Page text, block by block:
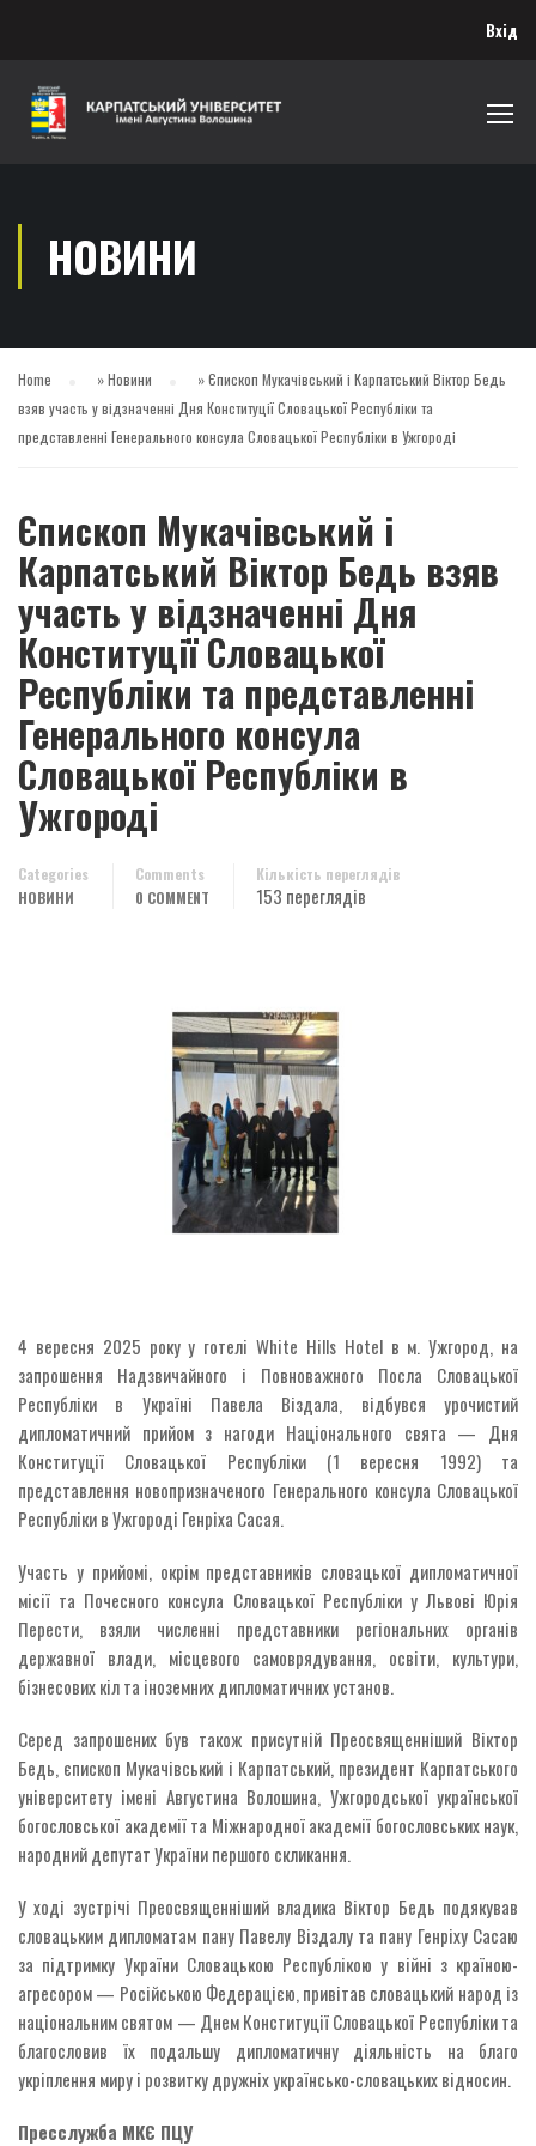
Вхід
НОВИНИ
Home »Новини »Єпископ Мукачівський і Карпатський Віктор Бедь
взяв участь у відзначенні Дня Конституції Словацької Республіки та
представленні Генерального консула Словацької Республіки в Ужгороді
Єпископ Мукачівський і
Карпатський Віктор Бедь взяв
участь у відзначенні Дня
Конституції Словацької
Республіки та представленні
Генерального консула
Словацької Республіки в
Ужгороді
Categories
НОВИНИ
Comments
0 COMMENT
Кількість переглядів
153 переглядів
4 вересня 2025 року у готелі White Hills Hotel в м. Ужгород, на
запрошення Надзвичайного і Повноважного Посла Словацької
Республіки в Україні Павела Віздала, відбувся урочистий
дипломатичний прийом з нагоди Національного свята — Дня
Конституції Словацької Республіки (1 вересня 1992) та
представлення новопризначеного Генерального консула Словацької
Республіки в Ужгороді Генріха Сасая.
Участь у прийомі, окрім представників словацької дипломатичної
місії та Почесного консула Словацької Республіки у Львові Юрія
Перести, взяли численні представники регіональних органів
державної влади, місцевого самоврядування, освіти, культури,
бізнесових кіл та іноземних дипломатичних установ.
Серед запрошених був також присутній Преосвященніший Віктор
Бедь, єпископ Мукачівський і Карпатський, президент Карпатського
університету імені Августина Волошина, Ужгородської української
богословської академії та Міжнародної академії богословських наук,
народний депутат України першого скликання.
У ході зустрічі Преосвященніший владика Віктор Бедь подякував
словацьким дипломатам пану Павелу Віздалу та пану Генріху Сасаю
за підтримку України Словацькою Республікою у війні з країною-
агресором — Російською Федерацією, привітав словацький народ із
національним святом — Днем Конституції Словацької Республіки та
благословив їх подальшу дипломатичну діяльність на благо
укріплення миру і розвитку дружніх українсько-словацьких відносин.
Пресслужба МКЄ ПЦУ